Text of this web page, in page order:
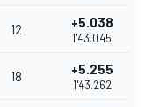
12 +5.038
1'43.045
18 +5.255
1'43.262